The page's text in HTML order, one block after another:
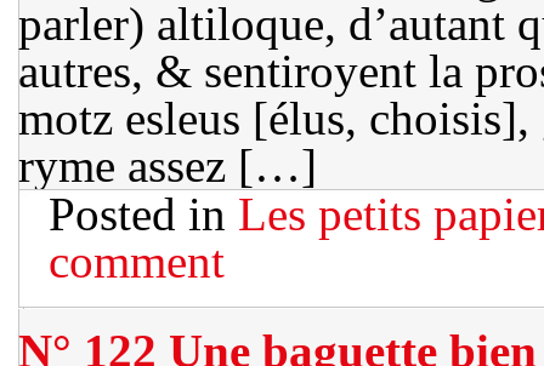
parler) altiloque, d’autant
autres, & sentiroyent la
motz esleus [élus,
ryme assez […]
Posted in Les petits
comment
N° 122 Une baguette